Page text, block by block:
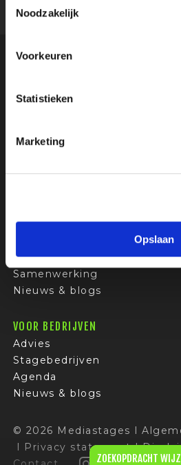
Noodzakelijk
Voorkeuren
Statistieken
Marketing
Opslaan
ZOEKOPDRACHT
Onze relaties geven ons
Stages
Sollicitatietips
VOOR OPLEIDERS
Stagevoorlichting
Samenwerking
Nieuws & blogs
VOOR BEDRIJVEN
Advies
Stagebedrijven
Agenda
Nieuws & blogs
© 2026 Mediastages
Privacy statement I